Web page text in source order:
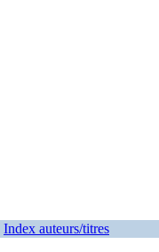
Index auteurs/titres